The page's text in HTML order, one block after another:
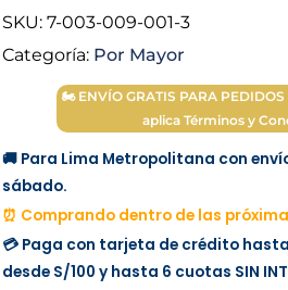
was:
S/ 120.00.
SKU: 7-003-009-001-3
Categoría: Por Mayor
🏍 ENVÍO GRATIS PARA PEDIDOS
aplica Términos y
🚚 Para Lima Metropolitana con
sábado.
⏰ Comprando dentro de las
💳 Paga con tarjeta de crédito
desde S/100 y hasta 6 cuotas SIN